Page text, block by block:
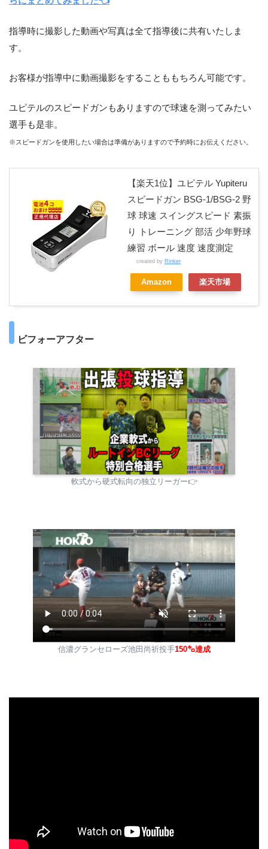
指導時に撮影した動画や写真は全て指導後に共有いたしま
す。
お客様が指導中に動画撮影をすることももちろん可能です。
ユピテルのスピードガンもありますので球速を測ってみたい
選手も是非。
※スピードガンを使用したい場合は準備がありますので予約時にお伝えください。
【楽天1位】ユピテル Yupiteru
スピードガン BSG-1/BSG-2 野
球 球速 スイングスピード 素振
り トレーニング 部活 少年野球
練習 ボール 速度 速度測定
created by Rinker
Amazon 楽天市場
ビフォーアフター
軟式から硬式転向の独立リーガー👉
信濃グランセローズ池田尚祈投手150㌔達成